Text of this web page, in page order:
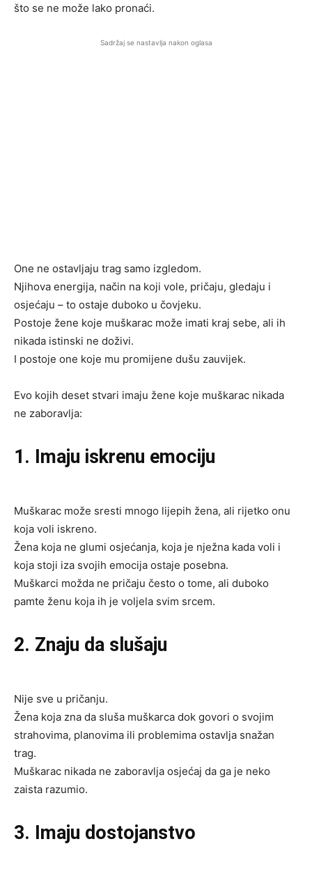
što se ne može lako pronaći.
Sadržaj se nastavlja nakon oglasa
One ne ostavljaju trag samo izgledom.
Njihova energija, način na koji vole, pričaju, gledaju i
osjećaju – to ostaje duboko u čovjeku.
Postoje žene koje muškarac može imati kraj sebe, ali ih
nikada istinski ne doživi.
I postoje one koje mu promijene dušu zauvijek.
Evo kojih deset stvari imaju žene koje muškarac nikada
ne zaboravlja:
1. Imaju iskrenu emociju
Muškarac može sresti mnogo lijepih žena, ali rijetko onu
koja voli iskreno.
Žena koja ne glumi osjećanja, koja je nježna kada voli i
koja stoji iza svojih emocija ostaje posebna.
Muškarci možda ne pričaju često o tome, ali duboko
pamte ženu koja ih je voljela svim srcem.
2. Znaju da slušaju
Nije sve u pričanju.
Žena koja zna da sluša muškarca dok govori o svojim
strahovima, planovima ili problemima ostavlja snažan
trag.
Muškarac nikada ne zaboravlja osjećaj da ga je neko
zaista razumio.
3. Imaju dostojanstvo